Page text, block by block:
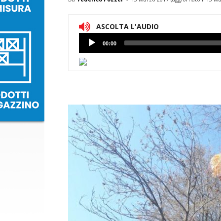
ASCOLTA L'AUDIO
Lettore
Audio
00:00